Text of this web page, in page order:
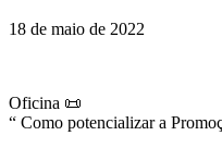
18 de maio de 2022
Oficina 📜
“ Como potencializar a